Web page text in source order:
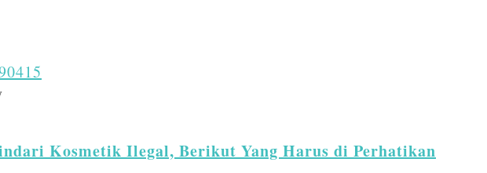
Kosmetik Ilegal, Berikut Yang Harus di Perhatikan